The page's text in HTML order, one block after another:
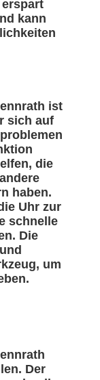
kann
ist
sich auf
die
haben.
Uhr zur
schnelle
Die
um
Der